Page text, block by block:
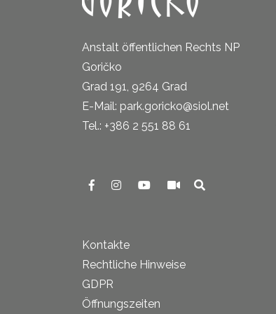
Anstalt öffentlichen Rechts NP
Goričko
Grad 191, 9264 Grad
E-Mail: park.goricko@siol.net
Tel.: +386 2 551 88 61
Kontakte
Rechtliche Hinweise
GDPR
Öffnungszeiten